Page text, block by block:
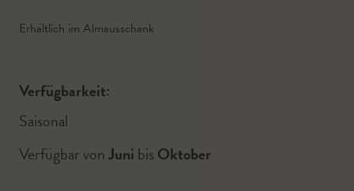
Erhältlich im Almausschank
Verfügbarkeit:
Saisonal
Verfügbar vonJuni bis Oktober